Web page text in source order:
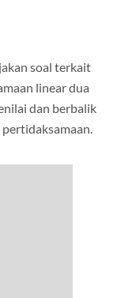
soal terkait
linear dua
dan berbalik
pertidaksamaan.